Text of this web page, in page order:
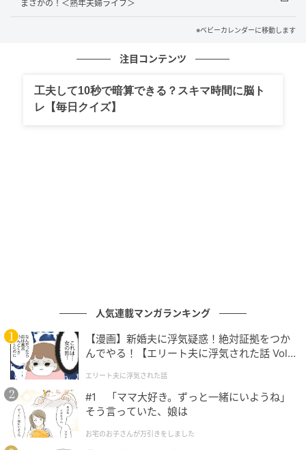
そんな生活が続いたある日、義母から義実家での同居
「あなた1人じゃ大変でしょう？」
「私が家事をやるから安心して」
朝食作り、洗濯、掃除、買い物、双子の世話――結
局、すべて私任せでした。
義母はソファに座ったまま指示だけを出し、少しでも
私が休もうとすると不機嫌になります。
「家事育児は嫁の役目でしょ」
「仕事してるからって甘えるんじゃない」
まさかの！＜熟年夫婦ライフ＞
※ベビーカレンダーに移動します
注目コンテンツ
工夫して10秒で暗算できる？スキマ時間に脳ト
レ【毎日クイズ】
人気連載マンガランキング
【漫画】新婚夫に浮気疑惑！絶対証拠をつか
んでやる！【エリート夫に浮気された話 Vol.
エリート夫に浮気された話
#1 「ママ大好き。ずっと一緒にいようね」
そう言っていた、娘は
お宅のお子さんが万引きをしました